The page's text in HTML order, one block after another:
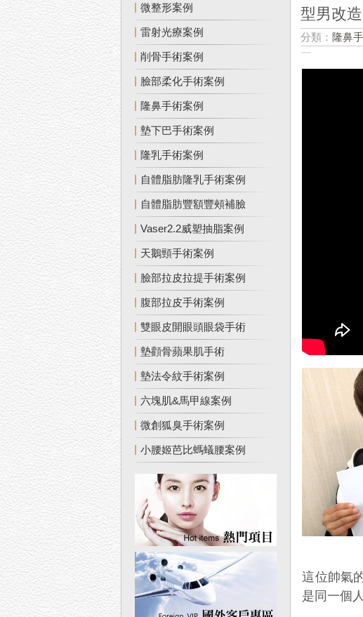
微整形案例
雷射光療案例
削骨手術案例
臉部柔化手術案例
隆鼻手術案例
墊下巴手術案例
隆乳手術案例
自體脂肪隆乳手術案例
自體脂肪豐額豐頰補臉
Vaser2.2威塑抽脂案例
天鵝頸手術案例
臉部拉皮拉提手術案例
腹部拉皮手術案例
雙眼皮開眼頭眼袋手術
墊顴骨蘋果肌手術
墊法令紋手術案例
六塊肌&馬甲線案例
微創狐臭手術案例
小腰姬芭比螞蟻腰案例
型男改
分類： 隆鼻
這位帥氣
是同一個